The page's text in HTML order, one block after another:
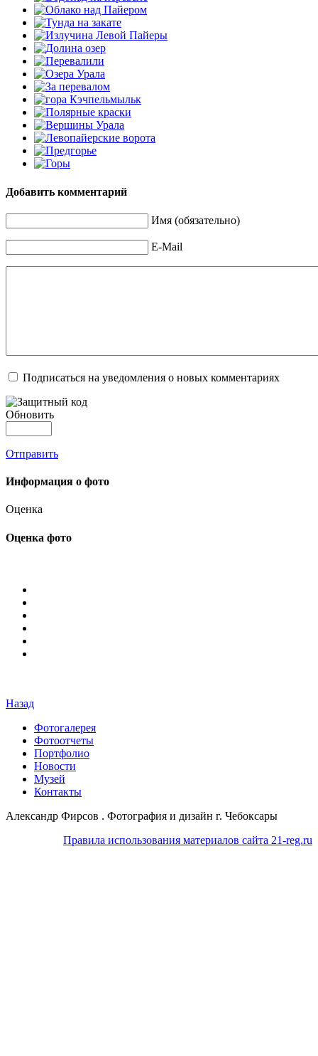
Добавить комментарий
Имя (обязательно)
E-Mail
Подписаться на уведомления о новых комментариях
Обновить
Отправить
Информация о фото
Оценка
Оценка фото
Назад
Фотогалерея
Фотоотчеты
Портфолио
Новости
Музей
Контакты
Александр Фирсов . Фотография и дизайн г. Чебоксары
Правила использования материалов сайта 21-reg.ru